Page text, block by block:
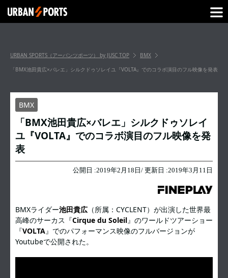
URBAN SPORTS（アーバンツポーツ） by JUSC TOP
BMX
「BMX池田貴広×バレエ」シルクドゥソレイユ『VOLTA』でのコラボ演目のフル映像を発表
BMX
「BMX池田貴広×バレエ」シルクドゥソレイ
ユ『VOLTA』でのコラボ演目のフル映像を発
表
公開日 :2019年2月18日 / 更新日 :2019年3月11日
BMXライダー池田貴広 （所属：CYCLENT）が出演した世界最
高峰のサーカス『Cirque du Soleil』のワールドツアーショー
『VOLTA』でのパフォーマンス映像のフルバージョンが
Youtubeで公開された。